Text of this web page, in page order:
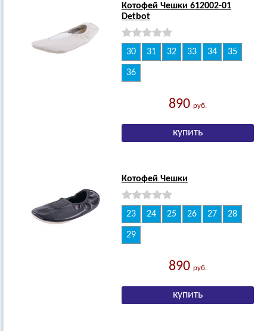
Котофей Чешки 612002-01
Detbot
30 31 32 33 34 35
36
890 руб.
Котофей Чешки
23 24 25 26 27 28
29
890 руб.